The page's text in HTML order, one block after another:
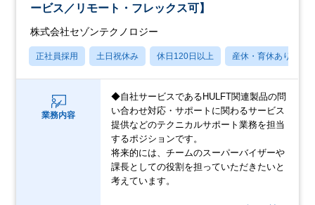
ービス／リモート・フレックス可】
株式会社セゾンテクノロジー
正社員採用 土日祝休み 休日120日以上 産休・育休あり
業務内容
◆自社サービスであるHULFT関連製品の問
い合わせ対応・サポートに関わるサービス
提供などのテクニカルサポート業務を担当
するポジションです。
将来的には、チームのスーパーバイザーや
課長としての役割を担っていただきたいと
考えています。